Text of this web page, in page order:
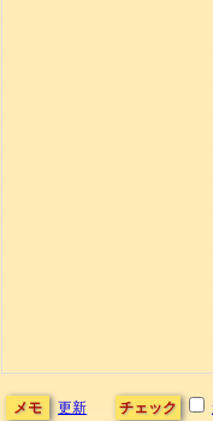
メモ 更新 チェック